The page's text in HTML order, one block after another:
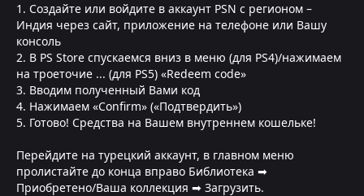
1. Создайте или войдите в аккаунт PSN с регионом –
Индия через сайт, приложение на телефоне или Вашу
консоль
2. В PS Store спускаемся вниз в меню (для PS4)/нажимаем
на троеточие ... (для PS5) «Redeem code»
3. Вводим полученный Вами код
4. Нажимаем «Confirm» («Подтвердить»)
5. Готово! Средства на Вашем внутреннем кошельке!
Перейдите на турецкий аккаунт, в главном меню
пролистайте до конца вправо Библиотека ➡
Приобретено/Ваша коллекция ➡ Загрузить.